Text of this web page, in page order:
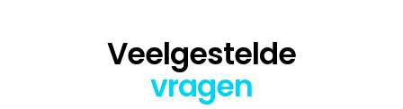
Veelgestelde
vragen